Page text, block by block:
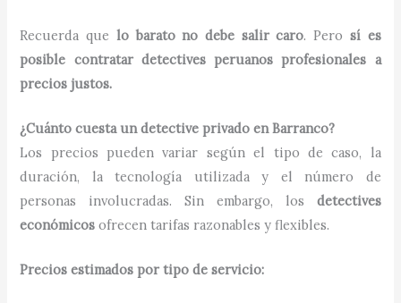
Recuerda que lo barato no debe salir caro. Pero sí es
posible contratar detectives peruanos profesionales a
precios justos.
¿Cuánto cuesta un detective privado en Barranco?
Los precios pueden variar según el tipo de caso, la
duración, la tecnología utilizada y el número de
personas involucradas. Sin embargo, los detectives
económicos ofrecen tarifas razonables y flexibles.
Precios estimados por tipo de servicio: